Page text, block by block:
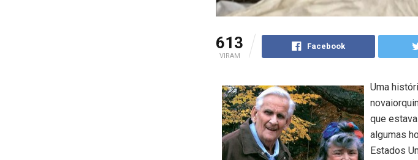
613
VIRAM
Facebook
Uma
que
algumas
Estados